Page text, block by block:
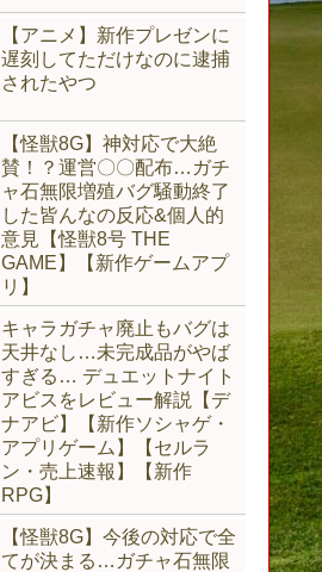
【アニメ】新作プレゼンに
遅刻してただけなのに逮捕
されたやつ
【怪獣8G】神対応で大絶
賛！？運営〇〇配布…ガチ
ャ石無限増殖バグ騒動終了
した皆んなの反応&個人的
意見【怪獣8号 THE
GAME】【新作ゲームアプ
リ】
キャラガチャ廃止もバグは
天井なし…未完成品がやば
すぎる… デュエットナイト
アビスをレビュー解説【デ
ナアビ】【新作ソシャゲ・
アプリゲーム】【セルラ
ン・売上速報】【新作
RPG】
【怪獣8G】今後の対応で全
てが決まる…ガチャ石無限